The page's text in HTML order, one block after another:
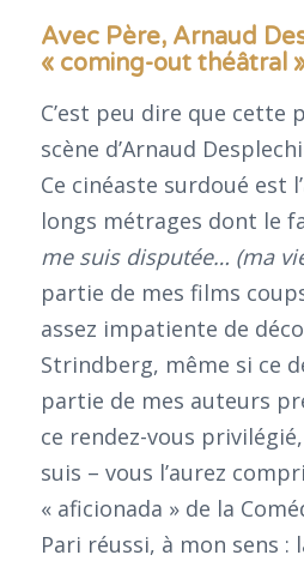
Avec Père, Arnaud
« coming-out théâtral
C’est peu dire que cette
scène d’Arnaud
Ce cinéaste surdoué est
longs métrages dont le
me suis disputée… (ma
partie de mes films
assez impatiente de
Strindberg, même si ce
partie de mes auteurs
ce rendez-vous
suis – vous l’aurez
« aficionada » de la
Pari réussi, à mon sens :